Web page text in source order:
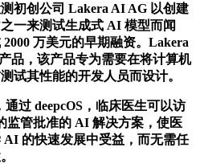
创公司 Lakera AI AG 以创建
一来测试生成式 AI 模型而闻
万美元的早期融资。Lakera
品，该产品专为需要在将计算机
试其性能的开发人员而设计。
过 deepcOS，临床医生可以访
监管批准的 AI 解决方案，使医
的快速发展中受益，而无需任